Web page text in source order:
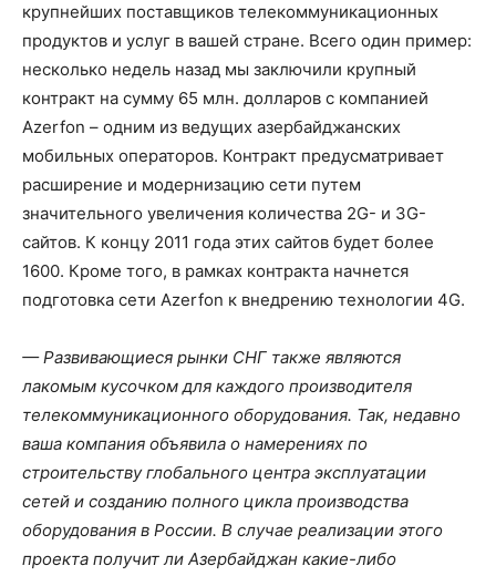
крупнейших поставщиков телекоммуникационных
продуктов и услуг в вашей стране. Всего один пример:
несколько недель назад мы заключили крупный
контракт на сумму 65 млн. долларов с компанией
Azerfon – одним из ведущих азербайджанских
мобильных операторов. Контракт предусматривает
расширение и модернизацию сети путем
значительного увеличения количества 2G- и 3G-
сайтов. К концу 2011 года этих сайтов будет более
1600. Кроме того, в рамках контракта начнется
подготовка сети Azerfon к внедрению технологии 4G.
— Развивающиеся рынки СНГ также являются
лакомым кусочком для каждого производителя
телекоммуникационного оборудования. Так, недавно
ваша компания объявила о намерениях по
строительству глобального центра эксплуатации
сетей и созданию полного цикла производства
оборудования в России. В случае реализации этого
проекта получит ли Азербайджан какие-либо